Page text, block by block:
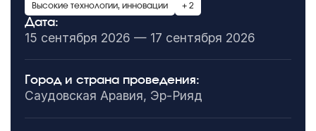
Высокие технологии, инновации + 2
Дата:
15 сентября 2026 — 17 сентября 2026
Город и страна проведения:
Саудовская Аравия, Эр-Рияд